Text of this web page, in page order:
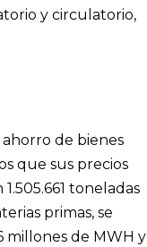
y circulatorio,
de bienes
que sus precios
toneladas
primas, se
millones de MWH y